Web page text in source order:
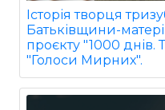
Історія творця
Батьківщини-
проєкту "1000 днів.
"Голоси Мирних".